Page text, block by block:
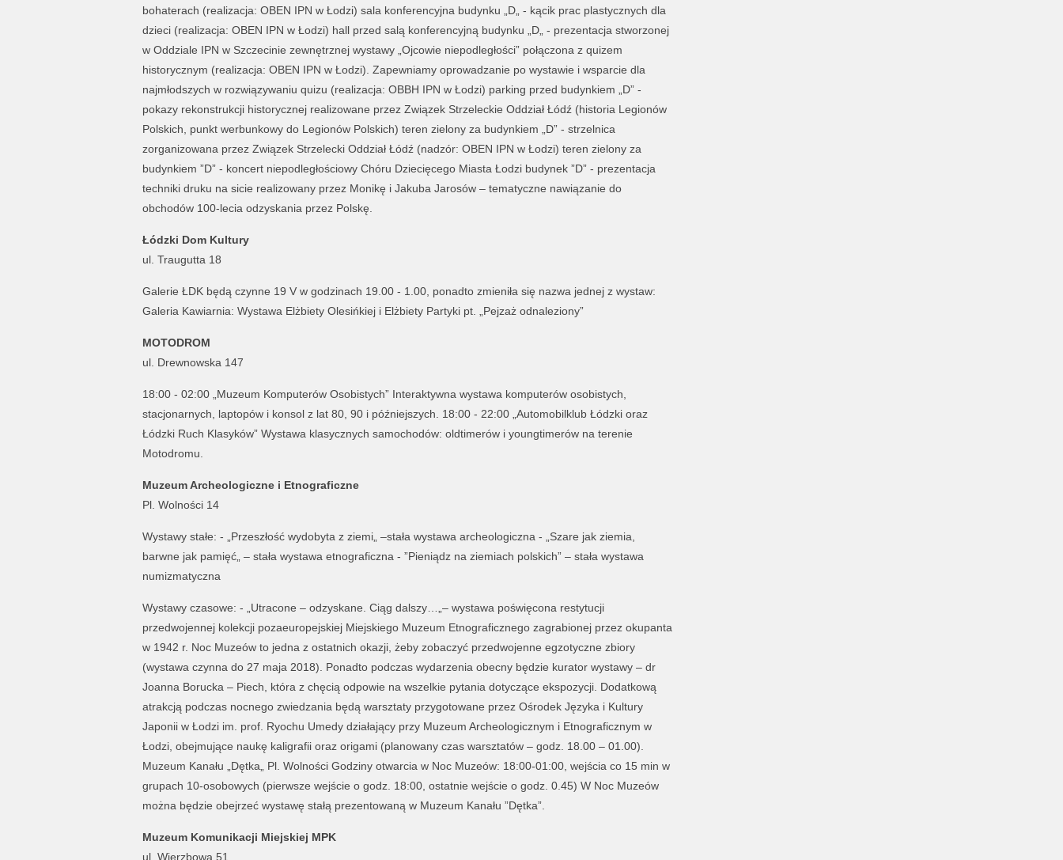
bohaterach (realizacja: OBEN IPN w Łodzi) sala konferencyjna budynku „D„ - kącik prac plastycznych dla
dzieci (realizacja: OBEN IPN w Łodzi) hall przed salą konferencyjną budynku „D„ - prezentacja stworzonej
w Oddziale IPN w Szczecinie zewnętrznej wystawy „Ojcowie niepodległości” połączona z quizem
historycznym (realizacja: OBEN IPN w Łodzi). Zapewniamy oprowadzanie po wystawie i wsparcie dla
najmłodszych w rozwiązywaniu quizu (realizacja: OBBH IPN w Łodzi) parking przed budynkiem „D” -
pokazy rekonstrukcji historycznej realizowane przez Związek Strzeleckie Oddział Łódź (historia Legionów
Polskich, punkt werbunkowy do Legionów Polskich) teren zielony za budynkiem „D” - strzelnica
zorganizowana przez Związek Strzelecki Oddział Łódź (nadzór: OBEN IPN w Łodzi) teren zielony za
budynkiem ”D” - koncert niepodległościowy Chóru Dziecięcego Miasta Łodzi budynek ”D” - prezentacja
techniki druku na sicie realizowany przez Monikę i Jakuba Jarosów – tematyczne nawiązanie do
obchodów 100-lecia odzyskania przez Polskę.
Łódzki Dom Kultury
ul. Traugutta 18
Galerie ŁDK będą czynne 19 V w godzinach 19.00 - 1.00, ponadto zmieniła się nazwa jednej z wystaw:
Galeria Kawiarnia: Wystawa Elżbiety Olesińkiej i Elżbiety Partyki pt. „Pejzaż odnaleziony”
MOTODROM
ul. Drewnowska 147
18:00 - 02:00 „Muzeum Komputerów Osobistych” Interaktywna wystawa komputerów osobistych,
stacjonarnych, laptopów i konsol z lat 80, 90 i późniejszych. 18:00 - 22:00 „Automobilklub Łódzki oraz
Łódzki Ruch Klasyków” Wystawa klasycznych samochodów: oldtimerów i youngtimerów na terenie
Motodromu.
Muzeum Archeologiczne i Etnograficzne
Pl. Wolności 14
Wystawy stałe: - „Przeszłość wydobyta z ziemi„ –stała wystawa archeologiczna - „Szare jak ziemia,
barwne jak pamięć„ – stała wystawa etnograficzna - ”Pieniądz na ziemiach polskich” – stała wystawa
numizmatyczna
Wystawy czasowe: - „Utracone – odzyskane. Ciąg dalszy…„– wystawa poświęcona restytucji
przedwojennej kolekcji pozaeuropejskiej Miejskiego Muzeum Etnograficznego zagrabionej przez okupanta
w 1942 r. Noc Muzeów to jedna z ostatnich okazji, żeby zobaczyć przedwojenne egzotyczne zbiory
(wystawa czynna do 27 maja 2018). Ponadto podczas wydarzenia obecny będzie kurator wystawy – dr
Joanna Borucka – Piech, która z chęcią odpowie na wszelkie pytania dotyczące ekspozycji. Dodatkową
atrakcją podczas nocnego zwiedzania będą warsztaty przygotowane przez Ośrodek Języka i Kultury
Japonii w Łodzi im. prof. Ryochu Umedy działający przy Muzeum Archeologicznym i Etnograficznym w
Łodzi, obejmujące naukę kaligrafii oraz origami (planowany czas warsztatów – godz. 18.00 – 01.00).
Muzeum Kanału „Dętka„ Pl. Wolności Godziny otwarcia w Noc Muzeów: 18:00-01:00, wejścia co 15 min w
grupach 10-osobowych (pierwsze wejście o godz. 18:00, ostatnie wejście o godz. 0.45) W Noc Muzeów
można będzie obejrzeć wystawę stałą prezentowaną w Muzeum Kanału ”Dętka”.
Muzeum Komunikacji Miejskiej MPK
ul. Wierzbowa 51